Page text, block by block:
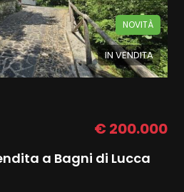
IN VENDITA
NOVITÀ
€ 200.000
a Bagni di Lucca